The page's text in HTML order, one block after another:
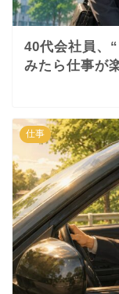
40代会社員、
みたら仕事が
仕事